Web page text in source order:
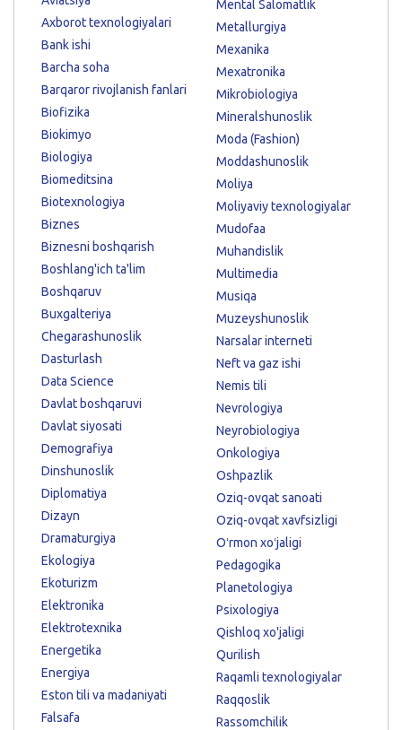
Axborot texnologiyalari
Bank ishi
Barcha soha
Barqaror rivojlanish fanlari
Biofizika
Biokimyo
Biologiya
Biomeditsina
Biotexnologiya
Biznes
Biznesni boshqarish
Boshlang'ich ta'lim
Boshqaruv
Buxgalteriya
Chegarashunoslik
Dasturlash
Data Science
Davlat boshqaruvi
Davlat siyosati
Demografiya
Dinshunoslik
Diplomatiya
Dizayn
Dramaturgiya
Ekologiya
Ekoturizm
Elektronika
Elektrotexnika
Energetika
Energiya
Eston tili va madaniyati
Falsafa
Mental Salomatlik
Metallurgiya
Mexanika
Mexatronika
Mikrobiologiya
Mineralshunoslik
Moda (Fashion)
Moddashunoslik
Moliya
Moliyaviy texnologiyalar
Mudofaa
Muhandislik
Multimedia
Musiqa
Muzeyshunoslik
Narsalar interneti
Neft va gaz ishi
Nemis tili
Nevrologiya
Neyrobiologiya
Onkologiya
Oshpazlik
Oziq-ovqat sanoati
Oziq-ovqat xavfsizligi
Oʻrmon xoʻjaligi
Pedagogika
Planetologiya
Psixologiya
Qishloq xo'jaligi
Qurilish
Raqamli texnologiyalar
Raqqoslik
Rassomchilik